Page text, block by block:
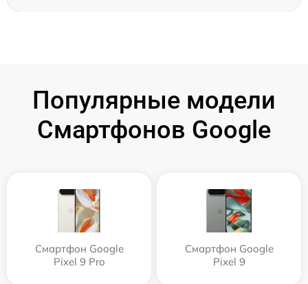
Популярные модели
Смартфонов Google
Смартфон Google
Pixel 9 Pro
Смартфон Google
Pixel 9